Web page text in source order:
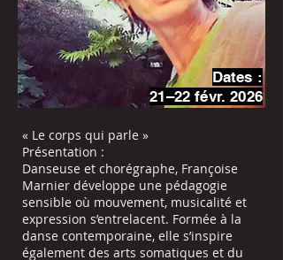
Dates :
21–22 févr. 2026
« Le corps qui parle »
Présentation :
Danseuse et chorégraphe, Françoise
Marnier développe une pédagogie
sensible où mouvement, musicalité et
expression s’entrelacent. Formée à la
danse contemporaine, elle s’inspire
également des arts somatiques et du